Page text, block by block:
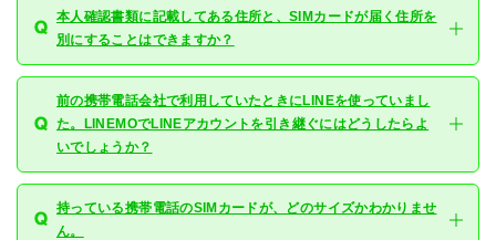
本人確認書類に記載してある住所と、SIMカードが届く住所を
別にすることはできますか？
前の携帯電話会社で利用していたときにLINEを使っていまし
た。LINEMOでLINEアカウントを引き継ぐにはどうしたらよ
いでしょうか？
持っている携帯電話のSIMカードが、どのサイズかわかりませ
ん。